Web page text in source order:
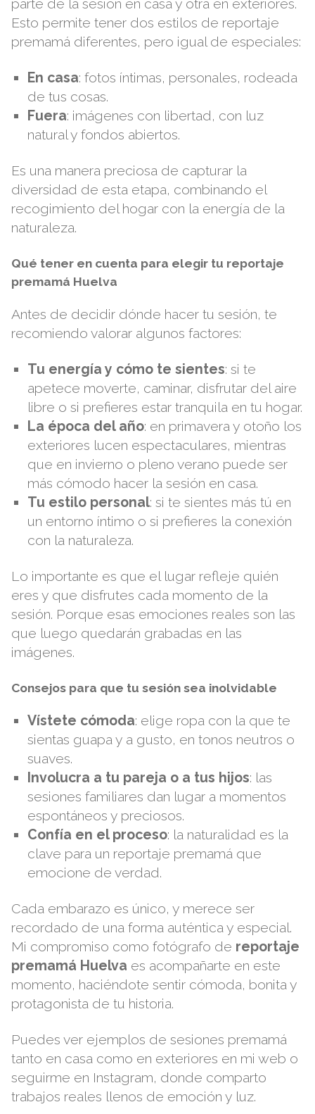
parte de la sesión en casa y otra en exteriores.
Esto permite tener dos estilos de reportaje
premamá diferentes, pero igual de especiales:
En casa: fotos íntimas, personales, rodeada
de tus cosas.
Fuera: imágenes con libertad, con luz
natural y fondos abiertos.
Es una manera preciosa de capturar la
diversidad de esta etapa, combinando el
recogimiento del hogar con la energía de la
naturaleza.
Qué tener en cuenta para elegir tu reportaje
premamá Huelva
Antes de decidir dónde hacer tu sesión, te
recomiendo valorar algunos factores:
Tu energía y cómo te sientes: si te
apetece moverte, caminar, disfrutar del aire
libre o si prefieres estar tranquila en tu hogar.
La época del año: en primavera y otoño los
exteriores lucen espectaculares, mientras
que en invierno o pleno verano puede ser
más cómodo hacer la sesión en casa.
Tu estilo personal: si te sientes más tú en
un entorno íntimo o si prefieres la conexión
con la naturaleza.
Lo importante es que el lugar refleje quién
eres y que disfrutes cada momento de la
sesión. Porque esas emociones reales son las
que luego quedarán grabadas en las
imágenes.
Consejos para que tu sesión sea inolvidable
Vístete cómoda: elige ropa con la que te
sientas guapa y a gusto, en tonos neutros o
suaves.
Involucra a tu pareja o a tus hijos: las
sesiones familiares dan lugar a momentos
espontáneos y preciosos.
Confía en el proceso: la naturalidad es la
clave para un reportaje premamá que
emocione de verdad.
Cada embarazo es único, y merece ser
recordado de una forma auténtica y especial.
Mi compromiso como fotógrafo de reportaje
premamá Huelva es acompañarte en este
momento, haciéndote sentir cómoda, bonita y
protagonista de tu historia.
Puedes ver ejemplos de sesiones premamá
tanto en casa como en exteriores en mi web o
seguirme en Instagram, donde comparto
trabajos reales llenos de emoción y luz.